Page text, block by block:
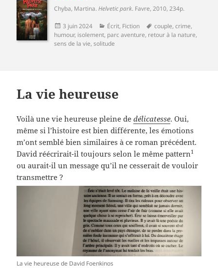
Chyba, Martina.Helvetic park. Favre, 2010, 234p.
Publié
le
3 juin 2024 Catégories
Écrit, Fiction
Mots-
clés
couple, crime,
humour, isolement, parc aventure, retour à la nature,
sens de la vie, solitude
La vie heureuse
Voilà une vie heureuse pleine dedélicatesse. Oui,
même si l’histoire est bien différente, les émotions
m’ont semblé bien similaires à ce roman précédent.
David réécrirait-il toujours selon le même pattern1
ou aurait-il un message qu’il ne cesserait de vouloir
transmettre ?
La vie heureuse de David Foenkinos